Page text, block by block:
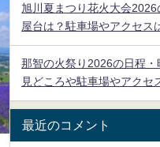
旭川夏まつり花火大会
屋台は？駐車場やアクセス
那智の火祭り2026の日程・
見どころや駐車場やアクセ
最近のコメント